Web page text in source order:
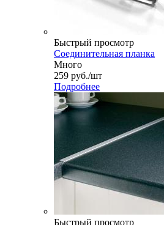
Быстрый просмотр
Соединительная планка
Много
259 руб./шт
Подробнее
Быстрый просмотр